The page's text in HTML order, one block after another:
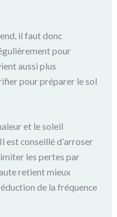
il faut donc
pour
aussi plus
pour préparer le sol
et le soleil
est conseillé d’arroser
les pertes par
retient mieux
de la fréquence